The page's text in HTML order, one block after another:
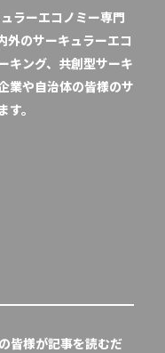
ラーエコノミー専門
外のサーキュラーエコ
キング、共創型サーキ
業や自治体の皆様のサ
。
皆様が記事を読むだ